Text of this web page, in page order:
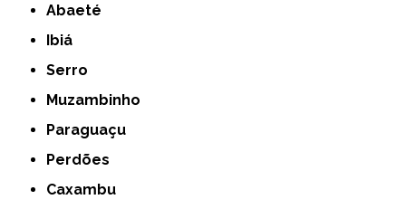
Abaeté
Ibiá
Serro
Muzambinho
Paraguaçu
Perdões
Caxambu